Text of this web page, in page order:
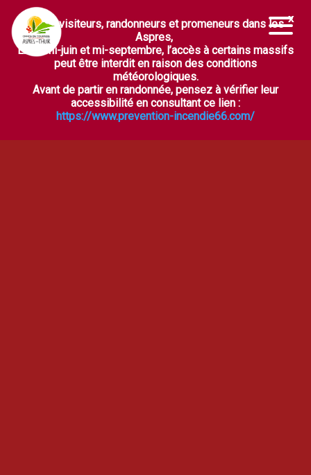
Ouvrir la barre d’outils
Chers visiteurs, randonneurs et promeneurs dans les
Aspres,
Entre mi-juin et mi-septembre, l’accès à certains massifs
peut être interdit en raison des conditions
météorologiques.
Avant de partir en randonnée, pensez à vérifier leur
accessibilité en consultant ce lien :
https://www.prevention-incendie66.com/